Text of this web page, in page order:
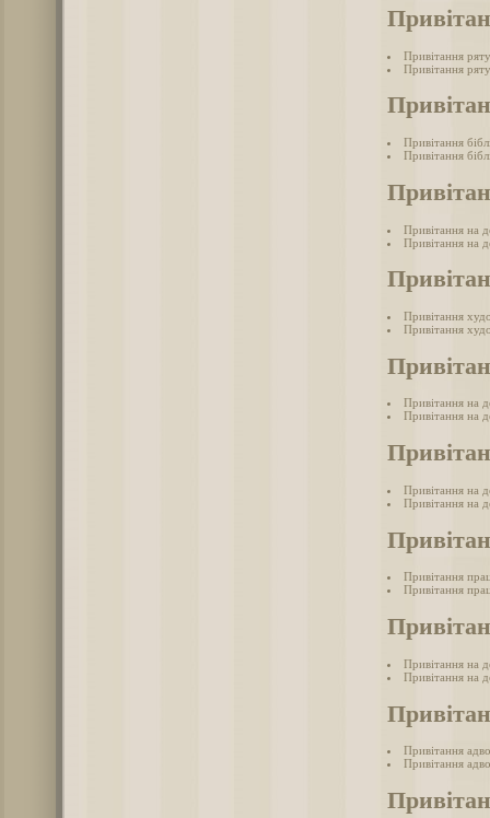
Привітання
Привітання
Привітання
Привітання
Привітання на
Привітання на
Привітання
Привітання
Привітання на
Привітання на
Привітання на
Привітання на
Привітання
Привітання
Привітання на
Привітання на
Привітання
Привітання